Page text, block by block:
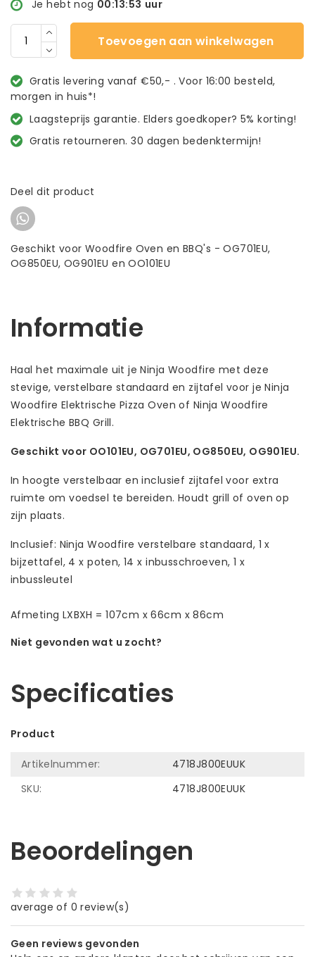
Je hebt nog 00:13:52 uur
Toevoegen aan winkelwagen
Gratis levering vanaf €50,- . Voor 16:00 besteld,
morgen in huis*!
Laagsteprijs garantie. Elders goedkoper? 5% korting!
Gratis retourneren. 30 dagen bedenktermijn!
Deel dit product
Geschikt voor Woodfire Oven en BBQ's - OG701EU,
OG850EU, OG901EU en OO101EU
Informatie
Haal het maximale uit je Ninja Woodfire met deze
stevige, verstelbare standaard en zijtafel voor je Ninja
Woodfire Elektrische Pizza Oven of Ninja Woodfire
Elektrische BBQ Grill.
Geschikt voor OO101EU, OG701EU, OG850EU, OG901EU.
In hoogte verstelbaar en inclusief zijtafel voor extra
ruimte om voedsel te bereiden. Houdt grill of oven op
zijn plaats.
Inclusief: Ninja Woodfire verstelbare standaard, 1 x
bijzettafel, 4 x poten, 14 x inbusschroeven, 1 x
inbussleutel
Afmeting LXBXH = 107cm x 66cm x 86cm
Niet gevonden wat u zocht?
Specificaties
Product
Artikelnummer:
4718J800EUUK
SKU:
4718J800EUUK
Beoordelingen
average of 0 review(s)
Geen reviews gevonden